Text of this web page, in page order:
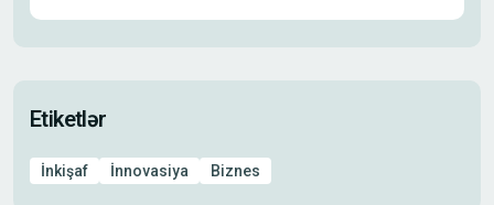
Etiketlər
İnkişaf İnnovasiya Biznes